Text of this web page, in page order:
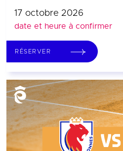
17 octobre 2026
date et heure à confirmer
RÉSERVER